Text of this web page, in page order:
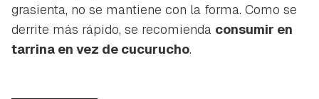
grasienta, no se mantiene con la forma. Como se
derrite más rápido, se recomienda consumir en
tarrina en vez de cucurucho.